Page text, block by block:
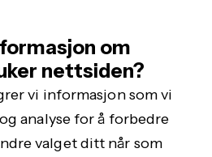
om
nettsiden?
vi informasjon som vi
analyse for å forbedre
valget ditt når som